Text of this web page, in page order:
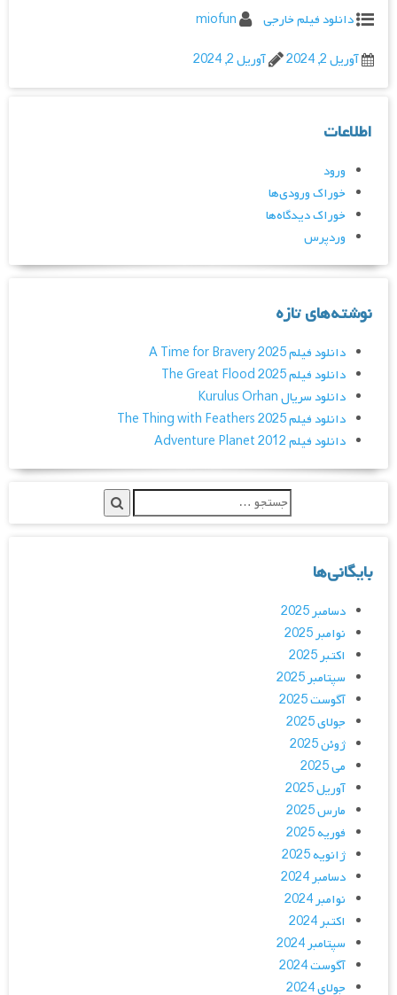
دانلود فیلم خارجی
miofun
آوریل 2, 2024
آوریل 2, 2024
اطلاعات
ورود
خوراک ورودی‌ها
خوراک دیدگاه‌ها
وردپرس
نوشته‌های تازه
دانلود فیلم A Time for Bravery 2025
دانلود فیلم The Great Flood 2025
دانلود سریال Kurulus Orhan
دانلود فیلم The Thing with Feathers 2025
دانلود فیلم Adventure Planet 2012
بایگانی‌ها
دسامبر 2025
نوامبر 2025
اکتبر 2025
سپتامبر 2025
آگوست 2025
جولای 2025
ژوئن 2025
می 2025
آوریل 2025
مارس 2025
فوریه 2025
ژانویه 2025
دسامبر 2024
نوامبر 2024
اکتبر 2024
سپتامبر 2024
آگوست 2024
جولای 2024